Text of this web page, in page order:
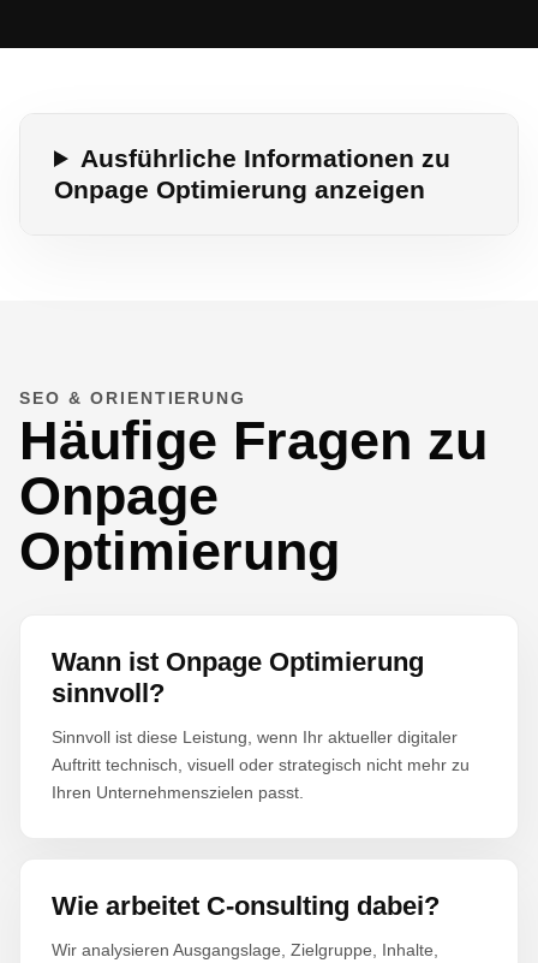
Ausführliche Informationen zu
Onpage Optimierung anzeigen
SEO & ORIENTIERUNG
Häufige Fragen zu
Onpage
Optimierung
Wann ist Onpage Optimierung
sinnvoll?
Sinnvoll ist diese Leistung, wenn Ihr aktueller digitaler
Auftritt technisch, visuell oder strategisch nicht mehr zu
Ihren Unternehmenszielen passt.
Wie arbeitet C-onsulting dabei?
Wir analysieren Ausgangslage, Zielgruppe, Inhalte,